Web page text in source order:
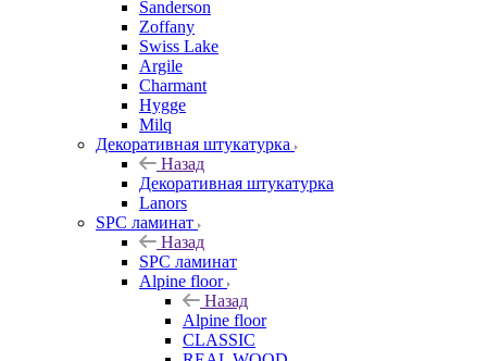
Sanderson
Zoffany
Swiss Lake
Argile
Charmant
Hygge
Milq
Декоративная штукатурка
Назад
Декоративная штукатурка
Lanors
SPC ламинат
Назад
SPC ламинат
Alpine floor
Назад
Alpine floor
CLASSIC